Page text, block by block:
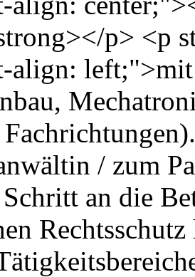
p> <p
align:
/ zum
an die